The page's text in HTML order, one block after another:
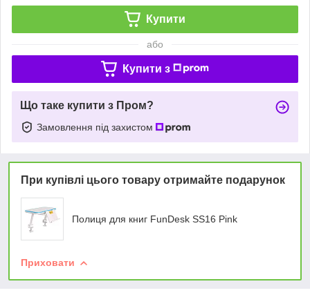
Купити
або
Купити з
Що таке купити з Пром?
Замовлення під захистом
При купівлі цього товару отримайте подарунок
Полиця для книг FunDesk SS16 Pink
Приховати